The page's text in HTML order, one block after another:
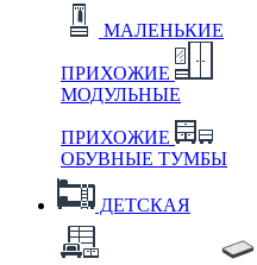
МАЛЕНЬКИЕ
ПРИХОЖИЕ
МОДУЛЬНЫЕ
ПРИХОЖИЕ
ОБУВНЫЕ ТУМБЫ
ДЕТСКАЯ